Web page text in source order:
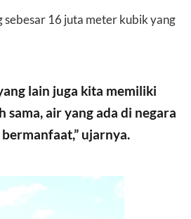
sebesar 16 juta meter kubik yang
lain juga kita memiliki
sama, air yang ada di negara
ujarnya.